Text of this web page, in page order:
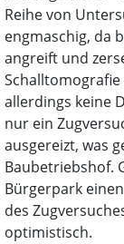
Reihe von
engmaschig, da
angreift und
allerdings keine
nur ein
ausgereizt, was
Baubetriebshof.
Bürgerpark
des
optimistisch.